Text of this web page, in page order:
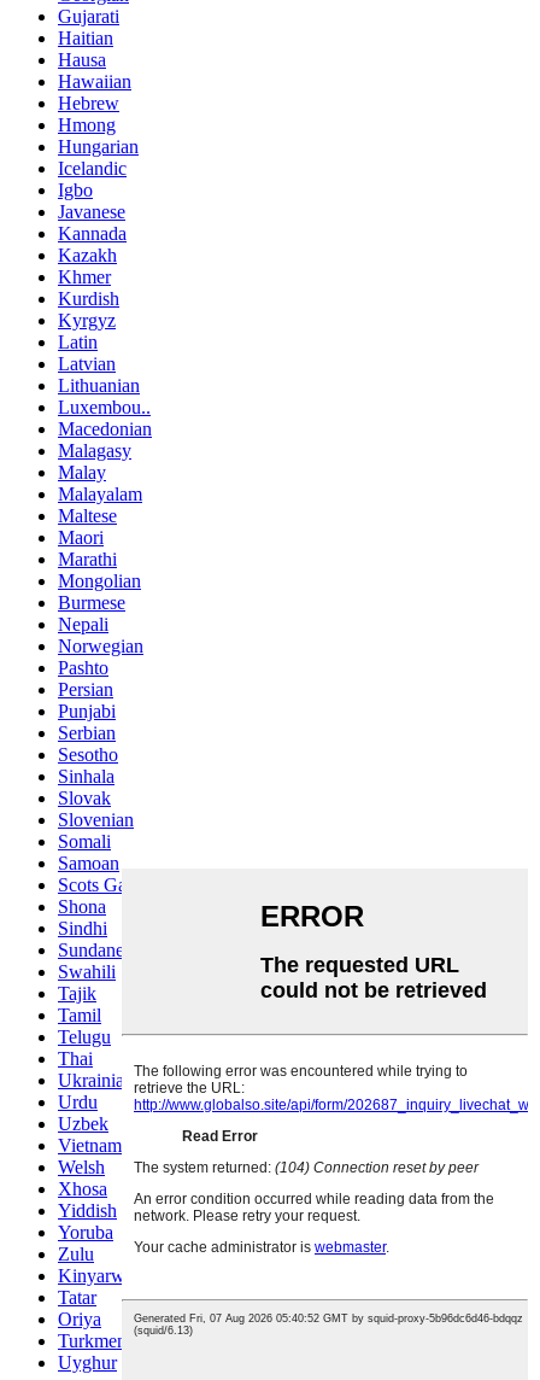
Gujarati
Haitian
Hausa
Hawaiian
Hebrew
Hmong
Hungarian
Icelandic
Igbo
Javanese
Kannada
Kazakh
Khmer
Kurdish
Kyrgyz
Latin
Latvian
Lithuanian
Luxembou..
Macedonian
Malagasy
Malay
Malayalam
Maltese
Maori
Marathi
Mongolian
Burmese
Nepali
Norwegian
Pashto
Persian
Punjabi
Serbian
Sesotho
Sinhala
Slovak
Slovenian
Somali
Samoan
Scots Gaelic
Shona
Sindhi
Sundanese
Swahili
Tajik
Tamil
Telugu
Thai
Ukrainian
Urdu
Uzbek
Vietnamese
Welsh
Xhosa
Yiddish
Yoruba
Zulu
Kinyarwanda
Tatar
Oriya
Turkmen
Uyghur